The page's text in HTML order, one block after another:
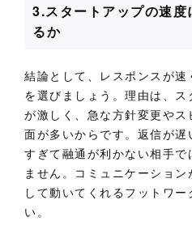
3.スタートアップの速
るか
結論として、レスポンスが
を選びましょう。理由は、
が激しく、急な方針変更や
面が多いからです。返信が
すぎて融通が利かない相手で
ません。コミュニケーショ
して動いてくれるフットワ
い。